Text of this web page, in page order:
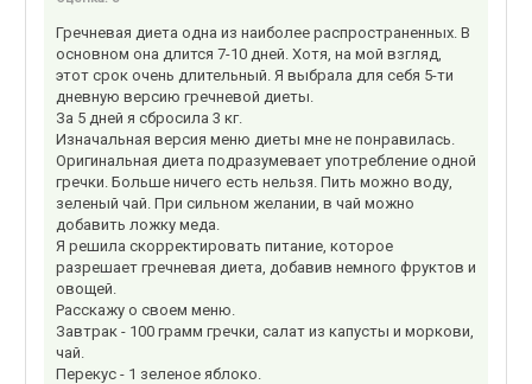
Гречневая диета одна из наиболее распространенных. В
основном она длится 7-10 дней. Хотя, на мой взгляд,
этот срок очень длительный. Я выбрала для себя 5-ти
дневную версию гречневой диеты.
За 5 дней я сбросила 3 кг.
Изначальная версия меню диеты мне не понравилась.
Оригинальная диета подразумевает употребление одной
гречки. Больше ничего есть нельзя. Пить можно воду,
зеленый чай. При сильном желании, в чай можно
добавить ложку меда.
Я решила скорректировать питание, которое
разрешает гречневая диета, добавив немного фруктов и
овощей.
Расскажу о своем меню.
Завтрак - 100 грамм гречки, салат из капусты и моркови,
чай.
Перекус - 1 зеленое яблоко.